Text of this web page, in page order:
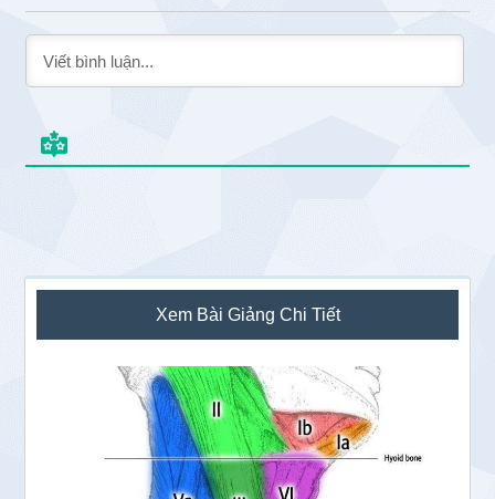
Sidebar
chính
Xem Bài Giảng Chi Tiết